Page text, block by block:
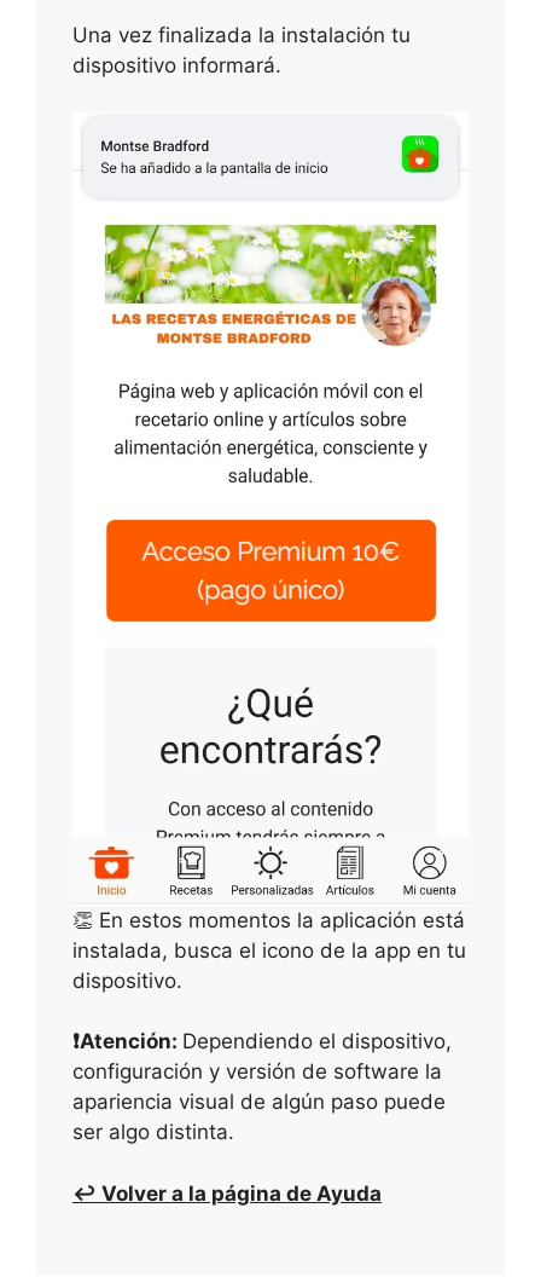
Una vez finalizada la instalación tu
dispositivo informará.
👏 En estos momentos la aplicación está
instalada, busca el icono de la app en tu
dispositivo.
❗Atención: Dependiendo el dispositivo,
configuración y versión de software la
apariencia visual de algún paso puede
ser algo distinta.
↩ Volver a la página de Ayuda